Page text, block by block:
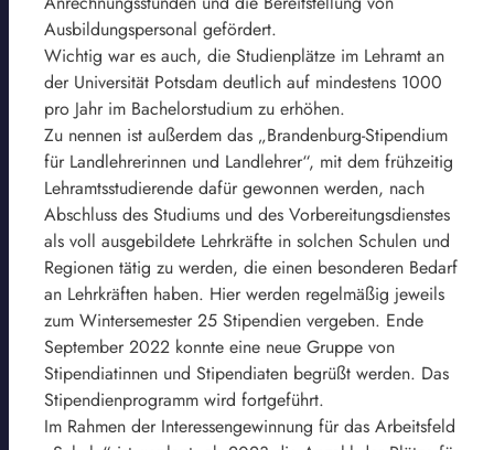
Ausbildungspersonal gefördert.
Wichtig war es auch, die Studienplätze im Lehramt an
der Universität Potsdam deutlich auf mindestens 1000
pro Jahr im Bachelorstudium zu erhöhen.
Zu nennen ist außerdem das „Brandenburg-Stipendium
für Landlehrerinnen und Landlehrer“, mit dem frühzeitig
Lehramtsstudierende dafür gewonnen werden, nach
Abschluss des Studiums und des Vorbereitungsdienstes
als voll ausgebildete Lehrkräfte in solchen Schulen und
Regionen tätig zu werden, die einen besonderen Bedarf
an Lehrkräften haben. Hier werden regelmäßig jeweils
zum Wintersemester 25 Stipendien vergeben. Ende
September 2022 konnte eine neue Gruppe von
Stipendiatinnen und Stipendiaten begrüßt werden. Das
Stipendienprogramm wird fortgeführt.
Im Rahmen der Interessengewinnung für das Arbeitsfeld